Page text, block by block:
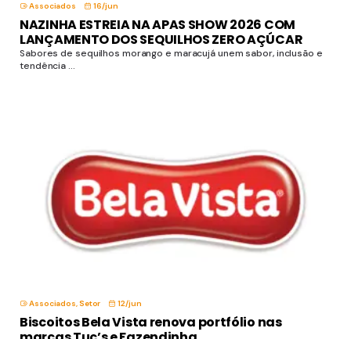
Associados 16/jun
NAZINHA ESTREIA NA APAS SHOW 2026 COM
LANÇAMENTO DOS SEQUILHOS ZERO AÇÚCAR
Sabores de sequilhos morango e maracujá unem sabor, inclusão e
tendência ...
Associados,Setor 12/jun
Biscoitos Bela Vista renova portfólio nas